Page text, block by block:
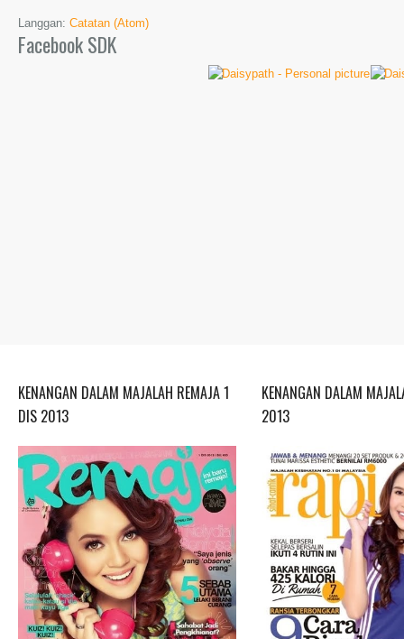
Langgan: Catatan (Atom)
Facebook SDK
KENANGAN DALAM MAJALAH REMAJA 1
DIS 2013
KENANGAN DALAM
2013